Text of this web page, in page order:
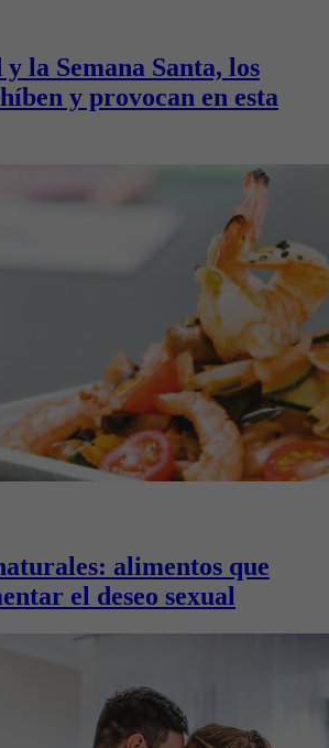
la Semana Santa, los
y provocan en esta
alimentos que
el deseo sexual